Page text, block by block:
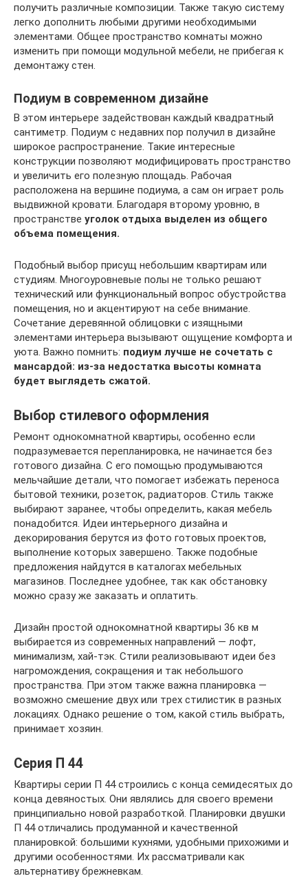
получить различные композиции. Также такую систему
легко дополнить любыми другими необходимыми
элементами. Общее пространство комнаты можно
изменить при помощи модульной мебели, не прибегая к
демонтажу стен.
Подиум в современном дизайне
В этом интерьере задействован каждый квадратный
сантиметр. Подиум с недавних пор получил в дизайне
широкое распространение. Такие интересные
конструкции позволяют модифицировать пространство
и увеличить его полезную площадь. Рабочая
расположена на вершине подиума, а сам он играет роль
выдвижной кровати. Благодаря второму уровню, в
пространстве уголок отдыха выделен из общего
объема помещения.
Подобный выбор присущ небольшим квартирам или
студиям. Многоуровневые полы не только решают
технический или функциональный вопрос обустройства
помещения, но и акцентируют на себе внимание.
Сочетание деревянной облицовки с изящными
элементами интерьера вызывают ощущение комфорта и
уюта. Важно помнить: подиум лучше не сочетать с
мансардой: из-за недостатка высоты комната
будет выглядеть сжатой.
Выбор стилевого оформления
Ремонт однокомнатной квартиры, особенно если
подразумевается перепланировка, не начинается без
готового дизайна. С его помощью продумываются
мельчайшие детали, что помогает избежать переноса
бытовой техники, розеток, радиаторов. Стиль также
выбирают заранее, чтобы определить, какая мебель
понадобится. Идеи интерьерного дизайна и
декорирования берутся из фото готовых проектов,
выполнение которых завершено. Также подобные
предложения найдутся в каталогах мебельных
магазинов. Последнее удобнее, так как обстановку
можно сразу же заказать и оплатить.
Дизайн простой однокомнатной квартиры 36 кв м
выбирается из современных направлений — лофт,
минимализм, хай-тэк. Стили реализовывают идеи без
нагромождения, сокращения и так небольшого
пространства. При этом также важна планировка —
возможно смешение двух или трех стилистик в разных
локациях. Однако решение о том, какой стиль выбрать,
принимает хозяин.
Серия П 44
Квартиры серии П 44 строились с конца семидесятых до
конца девяностых. Они являлись для своего времени
принципиально новой разработкой. Планировки двушки
П 44 отличались продуманной и качественной
планировкой: большими кухнями, удобными прихожими и
другими особенностями. Их рассматривали как
альтернативу брежневкам.